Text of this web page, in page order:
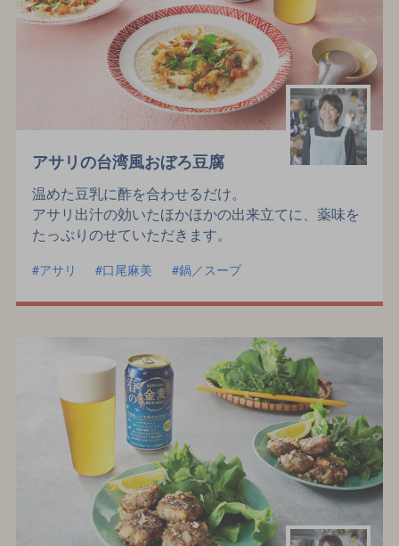
アサリの台湾風おぼろ豆腐
温めた豆乳に酢を合わせるだけ。
アサリ出汁の効いたほかほかの出来立てに、薬味を
たっぷりのせていただきます。
アサリ 口尾麻美 鍋／スープ